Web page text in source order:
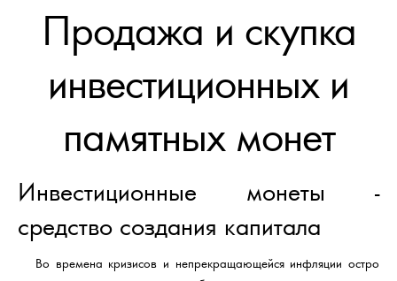
Продажа и скупка
инвестиционных и
памятных монет
Инвестиционные монеты -
средство создания капитала
Во времена кризисов и непрекращающейся инфляции остро